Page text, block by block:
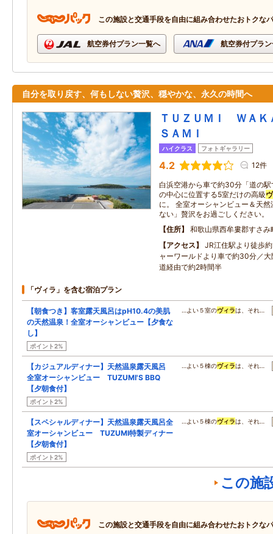
この施設と交通手段を自由に組み合わせたおトクな
航空券付プラン一覧へ 航空券付プラ
自分を取り戻す、何もしない贅沢、穏やかな、永久の時間へ
ＴＵＺＵＭＩ ＷＡ
ＳＡＭＩ
ハイクラス フォトギャラリー
4.2 12件
白浜空港から車で約30分「道の
の中心に位置する5室だけの高級
に。 全室オーシャンビュー＆天
ない」贅沢をお過ごしください。
住所
和歌山県西牟婁郡すさみ
アクセス
JR江住駅より徒歩
ャーワールドより車で約30分／
道経由で約2時間半
「ヴィラ」を含む宿泊プラン
【朝食つき】客室露天風呂はpH10.4の美肌
の天然温泉！全室オーシャンビュー【夕食な
し】
ポイント2%
…よい５室のヴィラは、それ…
【カジュアルディナー】天然温泉露天風呂
全室オーシャンビュー TUZUMI'S BBQ
【夕朝食付】
ポイント2%
…よい５棟のヴィラは、それ…
【スペシャルディナー】天然温泉露天風呂全
室オーシャンビュー TUZUMI特製ディナー
【夕朝食付】
ポイント2%
…よい５棟のヴィラは、それ…
この施
この施設と交通手段を自由に組み合わせたおトクな